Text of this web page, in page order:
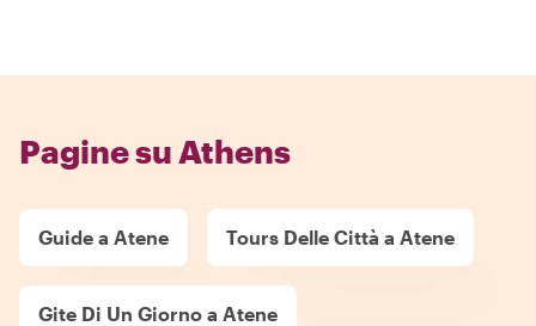
Pagine su Athens
Guide a Atene Tours Delle Città a Atene
Gite Di Un Giorno a Atene